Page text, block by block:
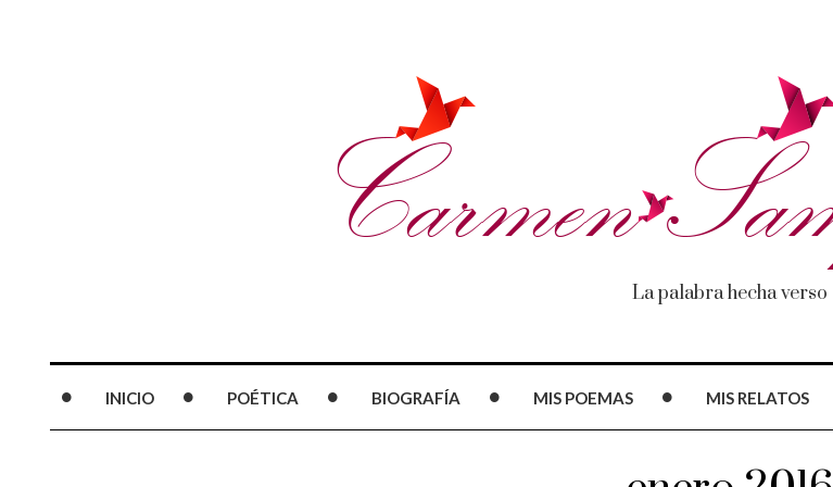
La palabra hecha verso
INICIO POÉTICA BIOGRAFÍA MIS POEMAS MIS RELATOS